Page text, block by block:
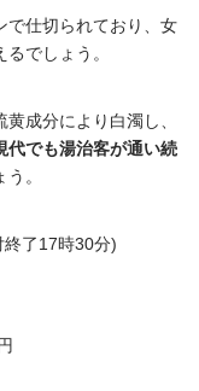
で仕切られており、女
でしょう。
黄成分により白濁し、
代でも湯治客が通い続
。
了17時30分)